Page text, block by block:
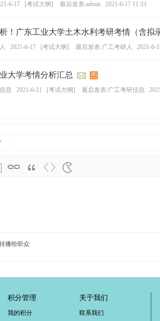
6-17 [考试大纲] 最后发表:admin 2021-6-17 11:33
！广东工业大学土木水利考研考情（含拟
2021-6-17 [考试大纲] 最后发表:广工考研人 2021-6-
大学考情分析汇总
息 2021-6-11 [考试大纲] 最后发表:广工考研信息
播给听众
积分管理
我的积分
关于我们
联系我们